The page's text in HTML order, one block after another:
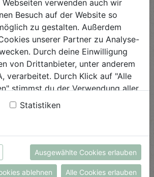
Sommerliche Tarte
Schwierigkeit
leicht
ANSEHEN
ANSEHEN
verwenden auch wir
Besuch auf der Website so
zu gestalten. Außerdem
unserer Partner zu Analyse-
Durch deine Einwilligung
von Drittanbieter, unter anderem
verarbeitet. Durch Klick auf "Alle
stimmst du der Verwendung aller
"Details anzeigen" findest du alle
Cookies, du kannst
welche Cookies du erlauben
findest du in unserer
bzw. imImpressum
Statistiken
Ausgewählte Cookies erlauben
ablehnen Alle Cookies erlauben